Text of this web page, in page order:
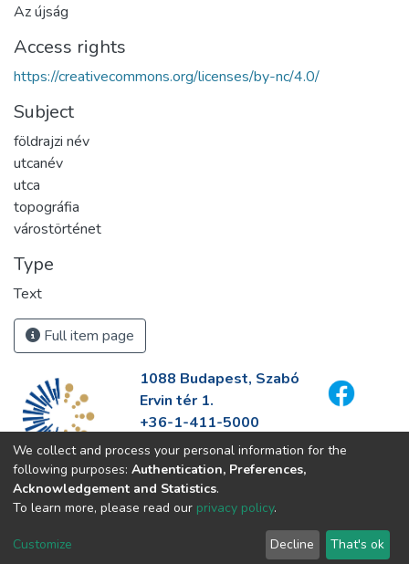
Az újság
Access rights
https://creativecommons.org/licenses/by-nc/4.0/
Subject
földrajzi név
utcanév
utca
topográfia
várostörténet
Type
Text
Full item page
1088 Budapest, Szabó
Ervin tér 1.
+36-1-411-5000
info@fszek.hu
https://fszek.hu
We collect and process your personal information for the
following purposes: Authentication, Preferences,
Acknowledgement and Statistics.
To learn more, please read our privacy policy.
Customize Decline That's ok